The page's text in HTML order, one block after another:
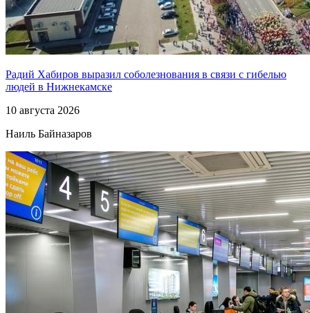
Радий Хабиров выразил соболезнования в связи с гибелью
людей в Нижнекамске
10 августа 2026
Наиль Байназаров